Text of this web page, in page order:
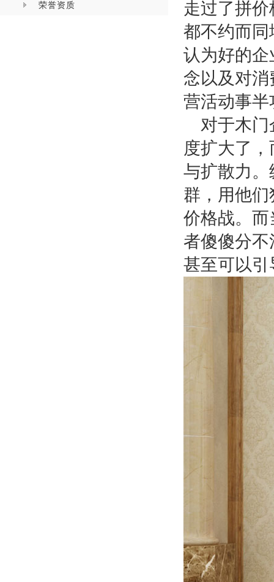
荣誉资质
走过了拼
都不约而
认为好的
念以及对
营活动事半
对于木
度扩大了
与扩散力
群，用他
价格战。
者傻傻分
甚至可以